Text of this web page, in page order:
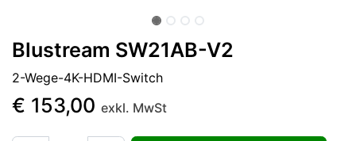
Blustream SW21AB-V2
2-Wege-4K-HDMI-Switch
€ 153,00 exkl. MwSt